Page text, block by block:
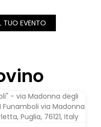
TUO EVENTO
- via Madonna degli
Funamboli via Madonna
Puglia, 76121, Italy